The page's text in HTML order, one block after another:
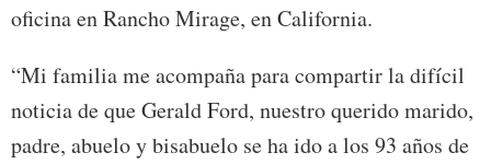
oficina en Rancho Mirage, en California.
“Mi familia me acompaña para compartir la difícil
noticia de que Gerald Ford, nuestro querido marido,
padre, abuelo y bisabuelo se ha ido a los 93 años de